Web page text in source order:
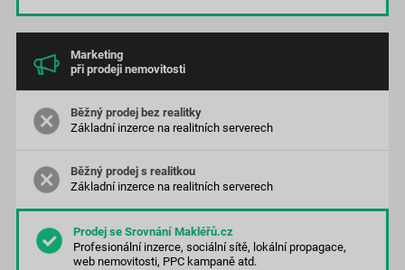
Marketing
při prodeji nemovitosti
Základní inzerce na realitních serverech
Základní inzerce na realitních serverech
Profesionální inzerce, sociální sítě, lokální propagace,
web nemovitosti, PPC kampaně atd.